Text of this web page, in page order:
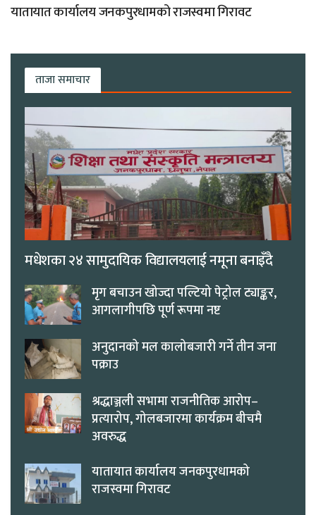
यातायात कार्यालय जनकपुरधामको राजस्वमा गिरावट
ताजा समाचार
मधेशका २४ सामुदायिक विद्यालयलाई नमूना बनाइँदै
मृग बचाउन खोज्दा पल्टियो पेट्रोल ट्याङ्कर,
आगलागीपछि पूर्ण रूपमा नष्ट
अनुदानको मल कालोबजारी गर्ने तीन जना
पक्राउ
श्रद्धाञ्जली सभामा राजनीतिक आरोप–
प्रत्यारोप, गोलबजारमा कार्यक्रम बीचमै
अवरुद्ध
यातायात कार्यालय जनकपुरधामको
राजस्वमा गिरावट